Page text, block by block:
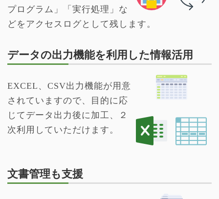
プログラム」「実行処理」な
どをアクセスログとして残します。
データの出力機能を利用した情報活用
EXCEL、CSV出力機能が用意
されていますので、目的に応
じてデータ出力後に加工、２
次利用していただけます。
文書管理も支援